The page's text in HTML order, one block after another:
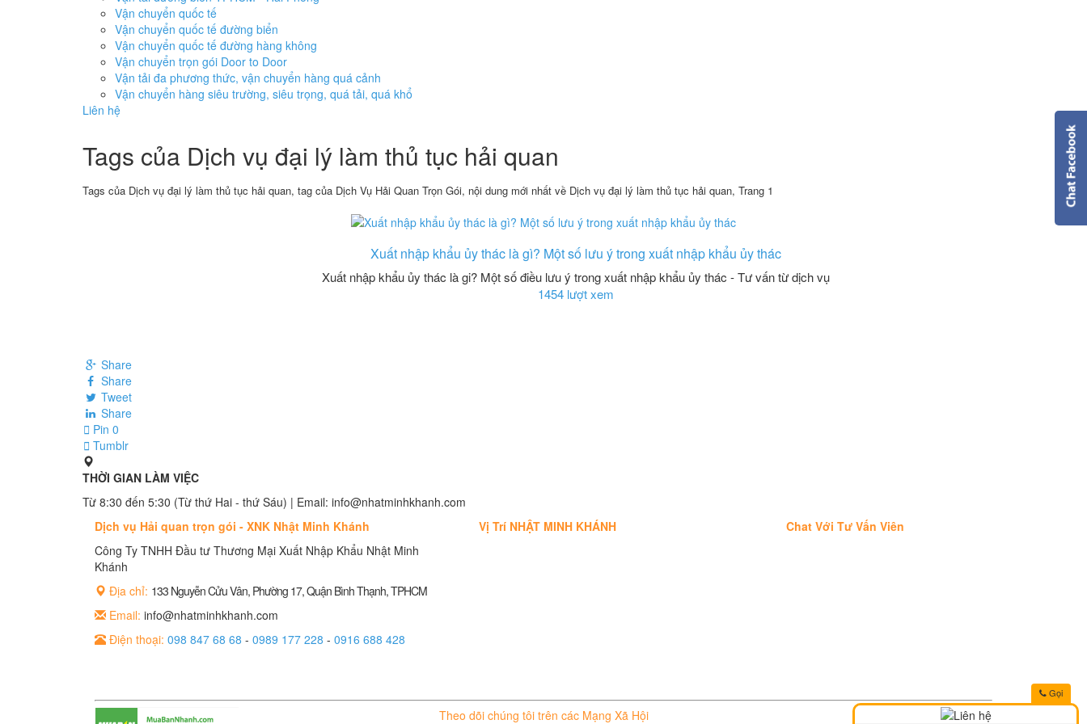
Vận chuyển quốc tế
Vận chuyển quốc tế đường biển
Vận chuyển quốc tế đường hàng không
Vận chuyển trọn gói Door to Door
Vận tải đa phương thức, vận chuyển hàng quá cảnh
Vận chuyển hàng siêu trường, siêu trọng, quá tải, quá khổ
Liên hệ
Tags của Dịch vụ đại lý làm thủ tục hải quan
Tags của Dịch vụ đại lý làm thủ tục hải quan, tag của Dịch Vụ Hải Quan Trọn Gói, nội dung mới nhất về Dịch vụ đại lý làm thủ tục hải quan, Trang 1
Xuất nhập khẩu ủy thác là gì? Một số lưu ý trong xuất nhập khẩu ủy thác
Xuất nhập khẩu ủy thác là gi? Một số điều lưu ý trong xuất nhập khẩu ủy thác - Tư vấn từ dịch vụ
1454 lượt xem
Share
Share
Tweet
Share
Pin 0
Tumblr
THỜI GIAN LÀM VIỆC
Từ 8:30 đến 5:30 (Từ thứ Hai - thứ Sáu) | Email: info@nhatminhkhanh.com
Dịch vụ Hải quan trọn gói - XNK Nhật Minh Khánh
Công Ty TNHH Đầu tư Thương Mại Xuất Nhập Khẩu Nhật Minh
Khánh
Địa chỉ: 133 Nguyễn Cửu Vân, Phường 17, Quận Bình Thạnh, TPHCM
Email: info@nhatminhkhanh.com
Điện thoại: 098 847 68 68 - 0989 177 228 - 0916 688 428
Vị Trí NHẬT MINH KHÁNH Chat Với Tư Vấn Viên
Theo dõi chúng tôi trên các Mạng Xã Hội
Gọi